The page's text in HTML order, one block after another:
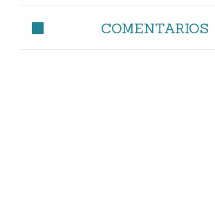
COMENTARIOS